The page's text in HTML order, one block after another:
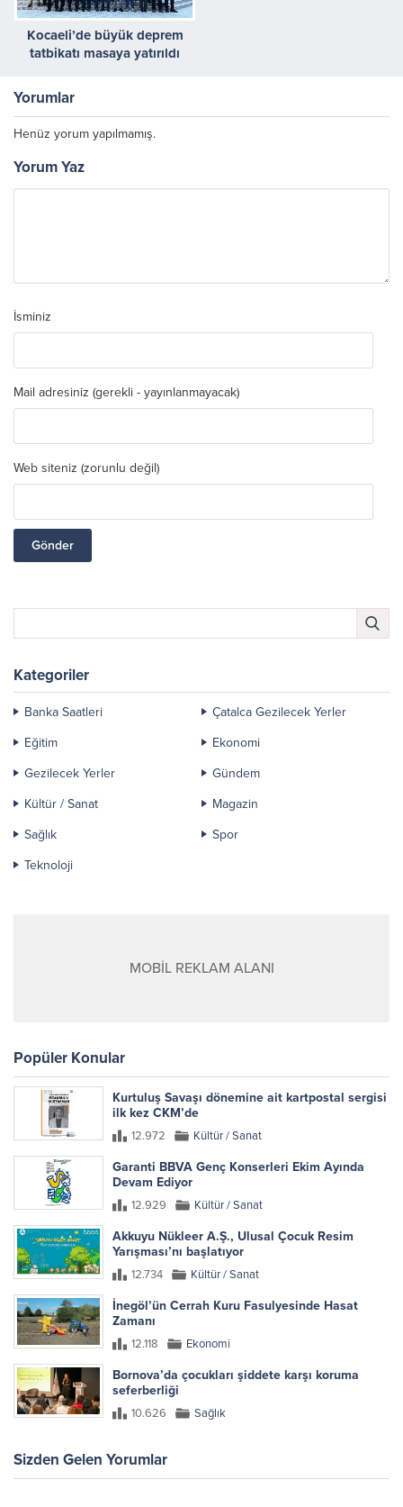
Kocaeli’de büyük deprem
tatbikatı masaya yatırıldı
Yorumlar
Henüz yorum yapılmamış.
Yorum Yaz
İsminiz
Mail adresiniz (gerekli - yayınlanmayacak)
Web siteniz (zorunlu değil)
Kategoriler
Banka Saatleri
Çatalca Gezilecek Yerler
Eğitim
Ekonomi
Gezilecek Yerler
Gündem
Kültür / Sanat
Magazin
Sağlık
Spor
Teknoloji
MOBİL REKLAM ALANI
Popüler Konular
Kurtuluş Savaşı dönemine ait kartpostal sergisi
ilk kez CKM’de
12.972 Kültür / Sanat
Garanti BBVA Genç Konserleri Ekim Ayında
Devam Ediyor
12.929 Kültür / Sanat
Akkuyu Nükleer A.Ş., Ulusal Çocuk Resim
Yarışması’nı başlatıyor
12.734 Kültür / Sanat
İnegöl’ün Cerrah Kuru Fasulyesinde Hasat
Zamanı
12.118 Ekonomi
Bornova’da çocukları şiddete karşı koruma
seferberliği
10.626 Sağlık
Sizden Gelen Yorumlar